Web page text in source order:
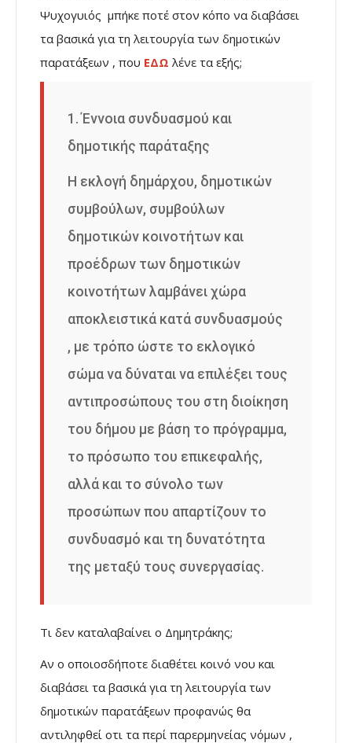
Ψυχογυιός μπήκε ποτέ στον κόπο να διαβάσει
τα βασικά για τη λειτουργία των δημοτικών
παρατάξεων , που ΕΔΩ λένε τα εξής;
1. Έννοια συνδυασμού και
δημοτικής παράταξης
Η εκλογή δημάρχου, δημοτικών
συμβούλων, συμβούλων
δημοτικών κοινοτήτων και
προέδρων των δημοτικών
κοινοτήτων λαμβάνει χώρα
αποκλειστικά κατά συνδυασμούς
, με τρόπο ώστε το εκλογικό
σώμα να δύναται να επιλέξει τους
αντιπροσώπους του στη διοίκηση
του δήμου με βάση το πρόγραμμα,
το πρόσωπο του επικεφαλής,
αλλά και το σύνολο των
προσώπων που απαρτίζουν το
συνδυασμό και τη δυνατότητα
της μεταξύ τους συνεργασίας.
Τι δεν καταλαβαίνει ο Δημητράκης;
Αν ο οποιοσδήποτε διαθέτει κοινό νου και
διαβάσει τα βασικά για τη λειτουργία των
δημοτικών παρατάξεων προφανώς θα
αντιληφθεί οτι τα περί παρερμηνείας νόμων ,